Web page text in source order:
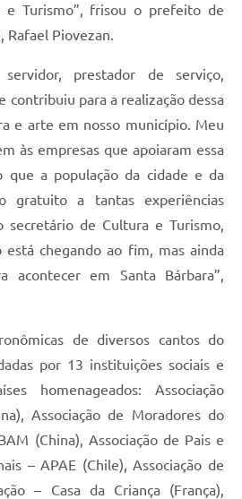
e Turismo”, frisou o prefeito de
Rafael Piovezan.
prestador de serviço,
contribuiu para a realização dessa
e arte em nosso município. Meu
às empresas que apoiaram essa
que a população da cidade e da
gratuito a tantas experiências
secretário de Cultura e Turismo,
está chegando ao fim, mas ainda
acontecer em Santa Bárbara”,
de diversos cantos do
por 13 instituições sociais e
homenageados: Associação
Associação de Moradores do
(China), Associação de Pais e
– APAE (Chile), Associação de
– Casa da Criança (França),